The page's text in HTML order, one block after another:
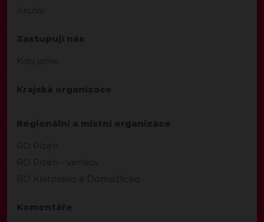
Archiv
Zastupují nás
Kdo jsme
Krajská organizace
Regionální a místní organizace
RO Plzeň
RO Plzeň - venkov
RO Klatovsko a Domažlicko
Komentáře